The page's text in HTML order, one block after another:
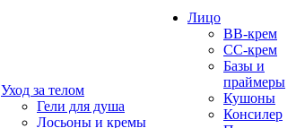
Уход за телом
Гели для душа
Лосьоны и кремы
Лицо
ВВ-крем
СС-крем
Базы и
праймеры
Кушоны
Консилер